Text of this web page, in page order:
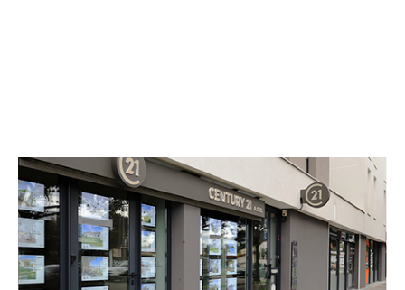
CENTURY 21 A.C.O.
226 avenue de la Marne
MERIGNAC - 33700